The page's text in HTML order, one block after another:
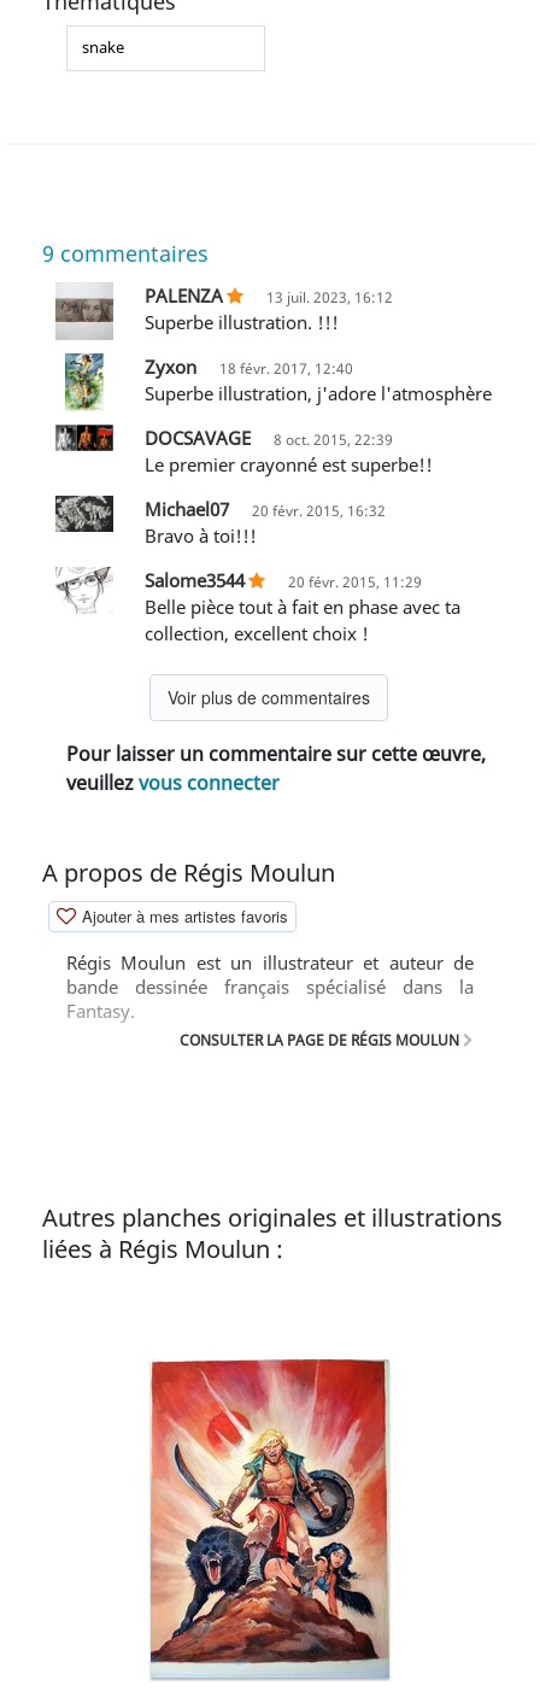
snake
9 commentaires
PALENZA 13 juil. 2023, 16:12
Superbe illustration. !!!
Zyxon
18 févr. 2017, 12:40
Superbe illustration, j'adore l'atmosphère
DOCSAVAGE
8 oct. 2015, 22:39
le premier crayonné est superbe!!
Michael07
20 févr. 2015, 16:32
Bravo à toi!!!
Salome3544
20 févr. 2015, 11:29
Belle pièce tout à fait en phase avec ta
collection, excellent choix !
Voir plus de commentaires
Pour laisser un commentaire sur cette œuvre,
veuillezvous connecter
A propos de Régis Moulun
Ajouter à mes artistes favoris
Régis Moulun est un illustrateur et auteur de
bande dessinée français spécialisé dans la
Fantasy.
CONSULTER LA PAGE DE RÉGIS MOULUN
Autres planches originales et illustrations
liées à Régis Moulun :